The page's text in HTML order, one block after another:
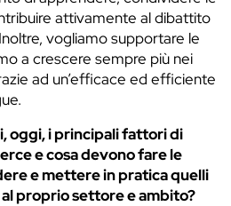
attivamente al dibattito
vogliamo supportare le
a crescere sempre più nei
ad un’efficace ed efficiente
oggi, i principali fattori di
e cosa devono fare le
e mettere in pratica quelli
proprio settore e ambito?